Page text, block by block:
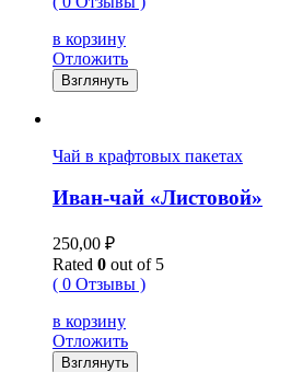
в корзину
Отложить
Взглянуть
Чай в крафтовых пакетах
Иван-чай «Листовой»
250,00 ₽
Rated 0 out of 5
( 0 Отзывы )
в корзину
Отложить
Взглянуть